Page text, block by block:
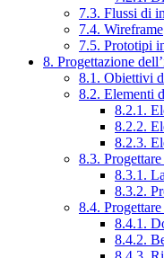
7.3. Flussi di
7.4. Wireframe
7.5. Prototipi
8. Progettazione
8.1. Obiettivi
8.2. Elementi
8.2.1.
8.2.2.
8.2.3.
8.3.
8.3.1.
8.3.2.
8.4.
8.4.1.
8.4.2.